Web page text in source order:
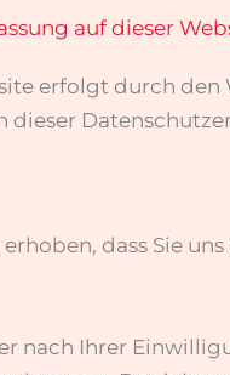
auf dieser
erfolgt durch
dieser
dass Sie
nach Ihrer